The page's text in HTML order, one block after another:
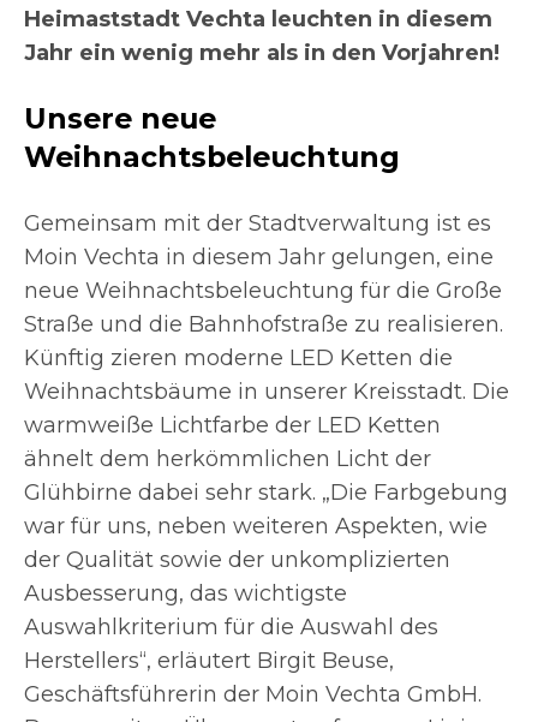
Heimaststadt Vechta leuchten in diesem
Jahr ein wenig mehr als in den Vorjahren!
Unsere neue
Weihnachtsbeleuchtung
Gemeinsam mit der Stadtverwaltung ist es
Moin Vechta in diesem Jahr gelungen, eine
neue Weihnachtsbeleuchtung für die Große
Straße und die Bahnhofstraße zu realisieren.
Künftig zieren moderne LED Ketten die
Weihnachtsbäume in unserer Kreisstadt. Die
warmweiße Lichtfarbe der LED Ketten
ähnelt dem herkömmlichen Licht der
Glühbirne dabei sehr stark. „Die Farbgebung
war für uns, neben weiteren Aspekten, wie
der Qualität sowie der unkomplizierten
Ausbesserung, das wichtigste
Auswahlkriterium für die Auswahl des
Herstellers“, erläutert Birgit Beuse,
Geschäftsführerin der Moin Vechta GmbH.